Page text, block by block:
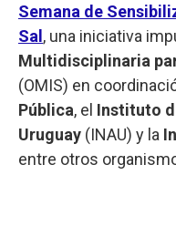
Semana de
Sal , una iniciativa
Multidisciplinaria
(OMIS) en
Pública, el Instituto
Uruguay (INAU) y la
entre otros